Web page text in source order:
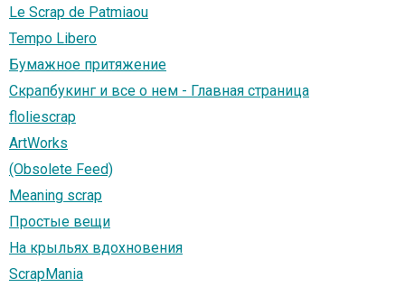
Le Scrap de Patmiaou
Tempo Libero
Бумажное притяжение
Скрапбукинг и все о нем - Главная страница
floliescrap
ArtWorks
(Obsolete Feed)
Meaning scrap
Простые вещи
На крыльях вдохновения
ScrapMania